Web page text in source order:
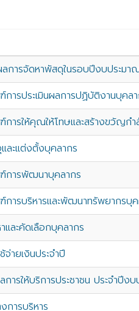
ลการจัดหาพัสดุในรอบปีงบประมา
ารประเมินผลการปฏิบัติงานบุคล
การให้คุณให้โทษและสร้างขวัญกำ
ละแต่งตั้งบุคลากร
การพัฒนาบุคลากร
การบริหารและพัฒนาทรัพยากร
และคัดเลือกบุคลากร
จ่ายเงินประจำปี
ารให้บริการประชาชน ประจำปี
การบริหาร